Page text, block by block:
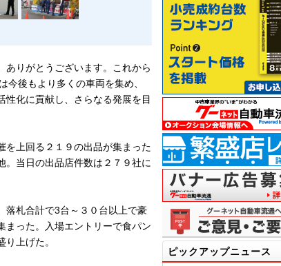
ありがとうございます。これから
後もより多くの車両を集め、
化に貢献し、さらなる発展を目
上回る２１９の出品が集まった
。当日の出品店件数は２７９社に
落札合計で3台～３０台以上で豪
まった。入場エントリーで食パン
上げた。
ピックアップニュース